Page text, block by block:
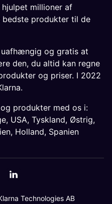
hjulpet millioner af
bedste produkter til de
og gratis at
den, du altid kan regne
og priser. I 2022
produkter med os i:
, USA, Tyskland, Østrig,
, Holland, Spanien
Technologies AB